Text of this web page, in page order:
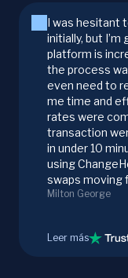
I was hesitant
initially, but I’m
platform is
the process
even need to
me time and
rates were
transaction
in under 10
using
swaps moving
Milton George
Leer más